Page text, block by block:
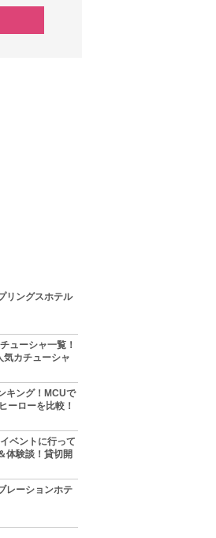
リングスホテル
ューシャ一覧！
気カチューシャ
キング！MCUで
ーローを比較！
ベントに行って
体験談！貸切開
レーションホテ